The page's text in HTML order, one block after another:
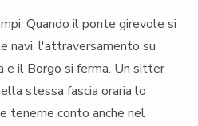
Quando il ponte girevole si
navi, l'attraversamento su
e il Borgo si ferma. Un sitter
stessa fascia oraria lo
tenerne conto anche nel